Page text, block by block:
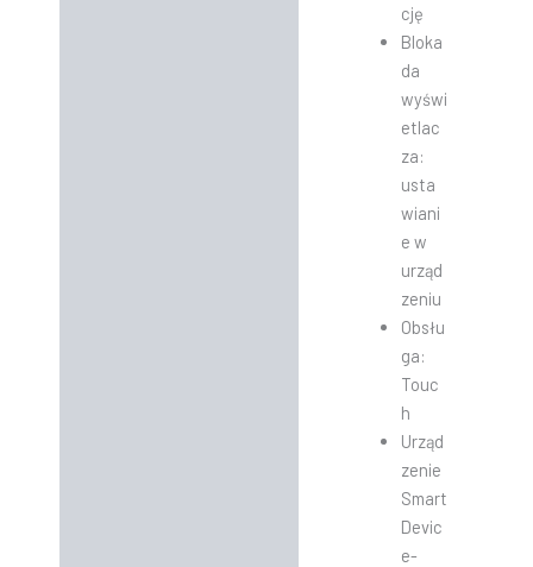
cję
Bloka
da
wyświ
etlac
za:
usta
wiani
e w
urząd
zeniu
Obsłu
ga:
Touc
h
Urząd
zenie
Smart
Devic
e-